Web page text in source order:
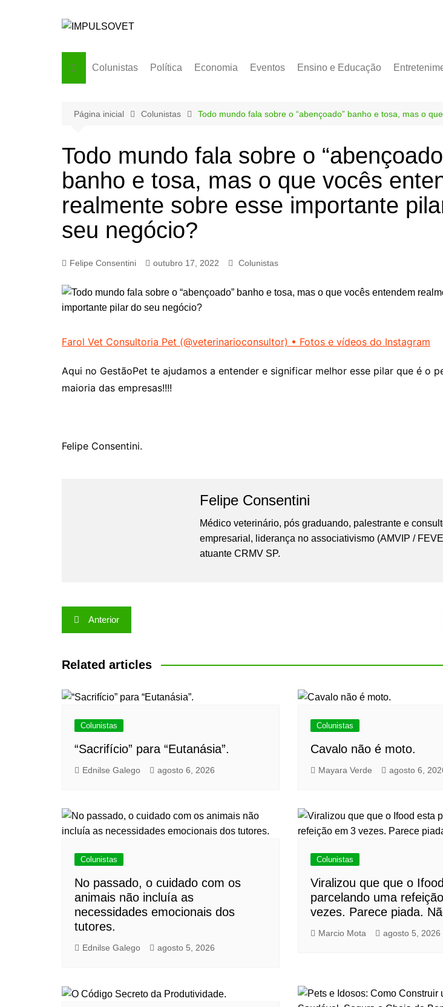
Colunistas
Política Economia Eventos Ensino e Educação
Página inicial Colunistas Todo mundo fala sobre o “abençoado” banho e tosa, mas o
Todo mundo fala sobre o
banho e tosa, mas o que vocês
realmente sobre esse importante
seu negócio?
Felipe Consentini outubro 17, 2022 Colunistas
Farol Vet Consultoria Pet (@veterinarioconsultor) • Fotos e vídeos do Instagram
Aqui no GestãoPet te ajudamos a entender e significar melhor esse pilar que é o
maioria das empresas!!!!
Felipe Consentini.
Felipe Consentini
Médico veterinário, pós graduando, palestrante e
empresarial, liderança no associativismo (AMVIP /
atuante CRMV SP.
Navegação
de
Post
Anterior
Related articles
Colunistas
“Sacrifício” para “Eutanásia”.
Ednilse Galego agosto 6, 2026
Colunistas
Cavalo não é moto.
Mayara Verde agosto 6,
Colunistas
No passado, o cuidado com os
animais não incluía as
necessidades emocionais dos
tutores.
Ednilse Galego agosto 5, 2026
Colunistas
Viralizou que que o
parcelando uma
vezes. Parece piada.
Marcio Mota agosto 5, 2026